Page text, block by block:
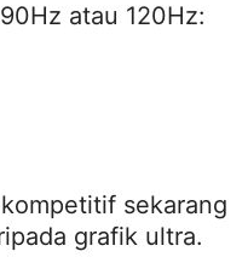
atau 120Hz:
sekarang
grafik ultra.